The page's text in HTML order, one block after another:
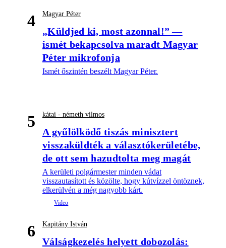
4 Magyar Péter
„Küldjed ki, most azonnal!” —
ismét bekapcsolva maradt Magyar
Péter mikrofonja
Ismét őszintén beszélt Magyar Péter.
5 kátai - németh vilmos
A gyűlölködő tiszás minisztert
visszaküldték a választókerületébe,
de ott sem hazudtolta meg magát
A kerületi polgármester minden vádat
visszautasított és közölte, hogy kútvízzel öntöznek,
elkerülvén a még nagyobb kárt.
6 Kapitány István
Válságkezelés helyett dobozolás: